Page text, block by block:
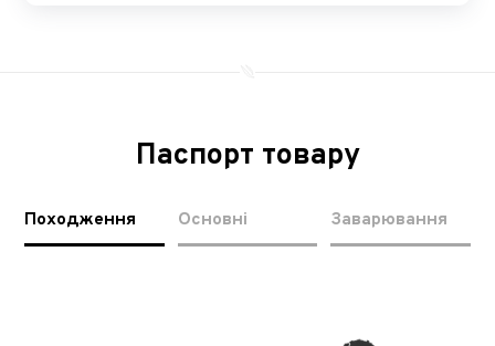
Паспорт товару
Походження Основні Заварювання